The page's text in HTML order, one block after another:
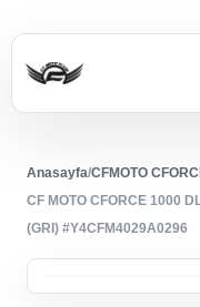
Anasayfa/CFMOTO
CF MOTO CFORCE 1000
(GRI) #Y4CFM4029A0296